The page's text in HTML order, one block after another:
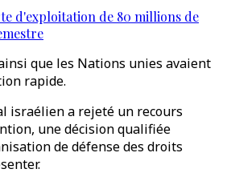
d'exploitation de 80 millions de
que les Nations unies avaient
rapide.
israélien a rejeté un recours
une décision qualifiée
de défense des droits